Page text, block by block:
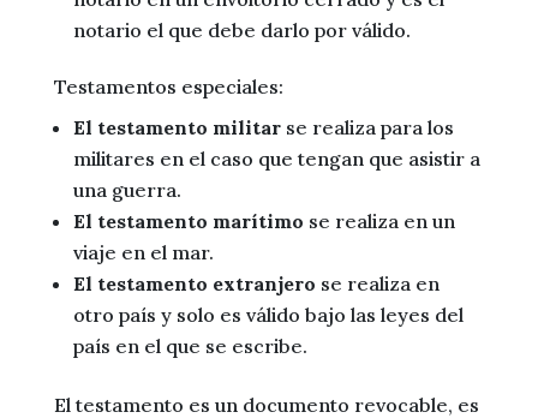
notario el que debe darlo por válido.
Testamentos especiales:
El testamento militarse realiza para los
militares en el caso que tengan que asistir a
una guerra.
El testamento marítimo se realiza en un
viaje en el mar.
El testamento extranjero se realiza en
otro país y solo es válido bajo las leyes del
país en el que se escribe.
El testamento es un documento revocable, es